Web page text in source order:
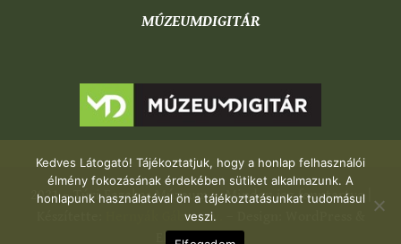
MÚZEUMDIGITÁR
2021 – Túri Fazekas Múzeum – Minden jog fenntartva |
Hernyák Gábor e.v.
Elementor Pro
Kedves Látogató! Tájékoztatjuk, hogy a honlap felhasználói
élmény fokozásának érdekében sütiket alkalmazunk. A
honlapunk használatával ön a tájékoztatásunkat tudomásul
veszi.